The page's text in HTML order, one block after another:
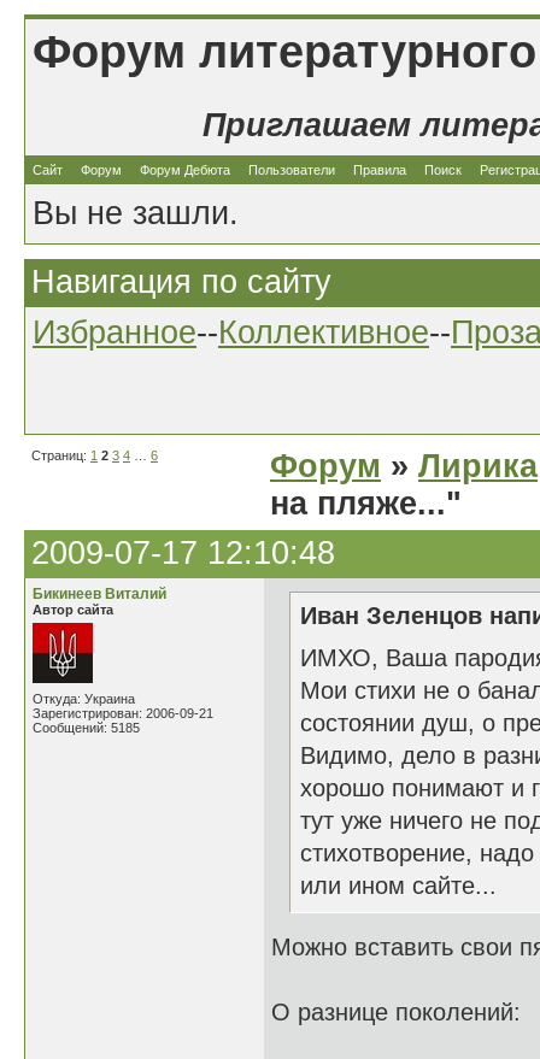
Форум
Приглашаем
Сайт Форум Форум Дебюта Пользователи Правила Поиск
Вы не зашли.
Навигация по сайту
Избранное--Коллективное--
Страниц: 1 2 3 4 6 Форум » Лирика
на пляже..."
2009-07-17 12:10:48
Бикинеев Виталий
Автор сайта
Откуда: Украина
Зарегистрирован: 2006-09-21
Сообщений: 5185
Иван Зеленцов
ИМХО, Ваша пародия
Мои стихи не о
состоянии душ, о
Видимо, дело в
хорошо понимают и
тут уже ничего не
стихотворение,
или ином сайте...
Можно вставить свои
О разнице поколений: